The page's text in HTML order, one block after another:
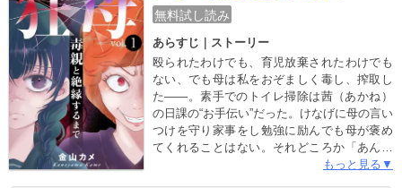
無料試し読み
あらすじ｜ストーリー
殴られたわけでも、育児放棄されたわけでも
ない、でも母は私をおぞましく毒し、搾取し
た――。素手でのトイレ掃除は茜（あかね）
の日課の“お手伝い”だった。けなげに母の言い
つけを守り家事をし勉強に励んでも母が褒め
てくれることはない。それどころか「あんた
はブスだから」「要領が悪いから」「しっか
もっと見る▼